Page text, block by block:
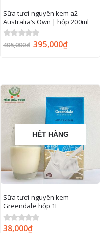
Sữa tươi nguyên kem a2
Australia’s Own | hộp 200ml
0out of 5
405,000₫ 395,000₫
HẾT HÀNG
Sữa tươi nguyên kem
Greendale hộp 1L
0out of 5
38,000₫